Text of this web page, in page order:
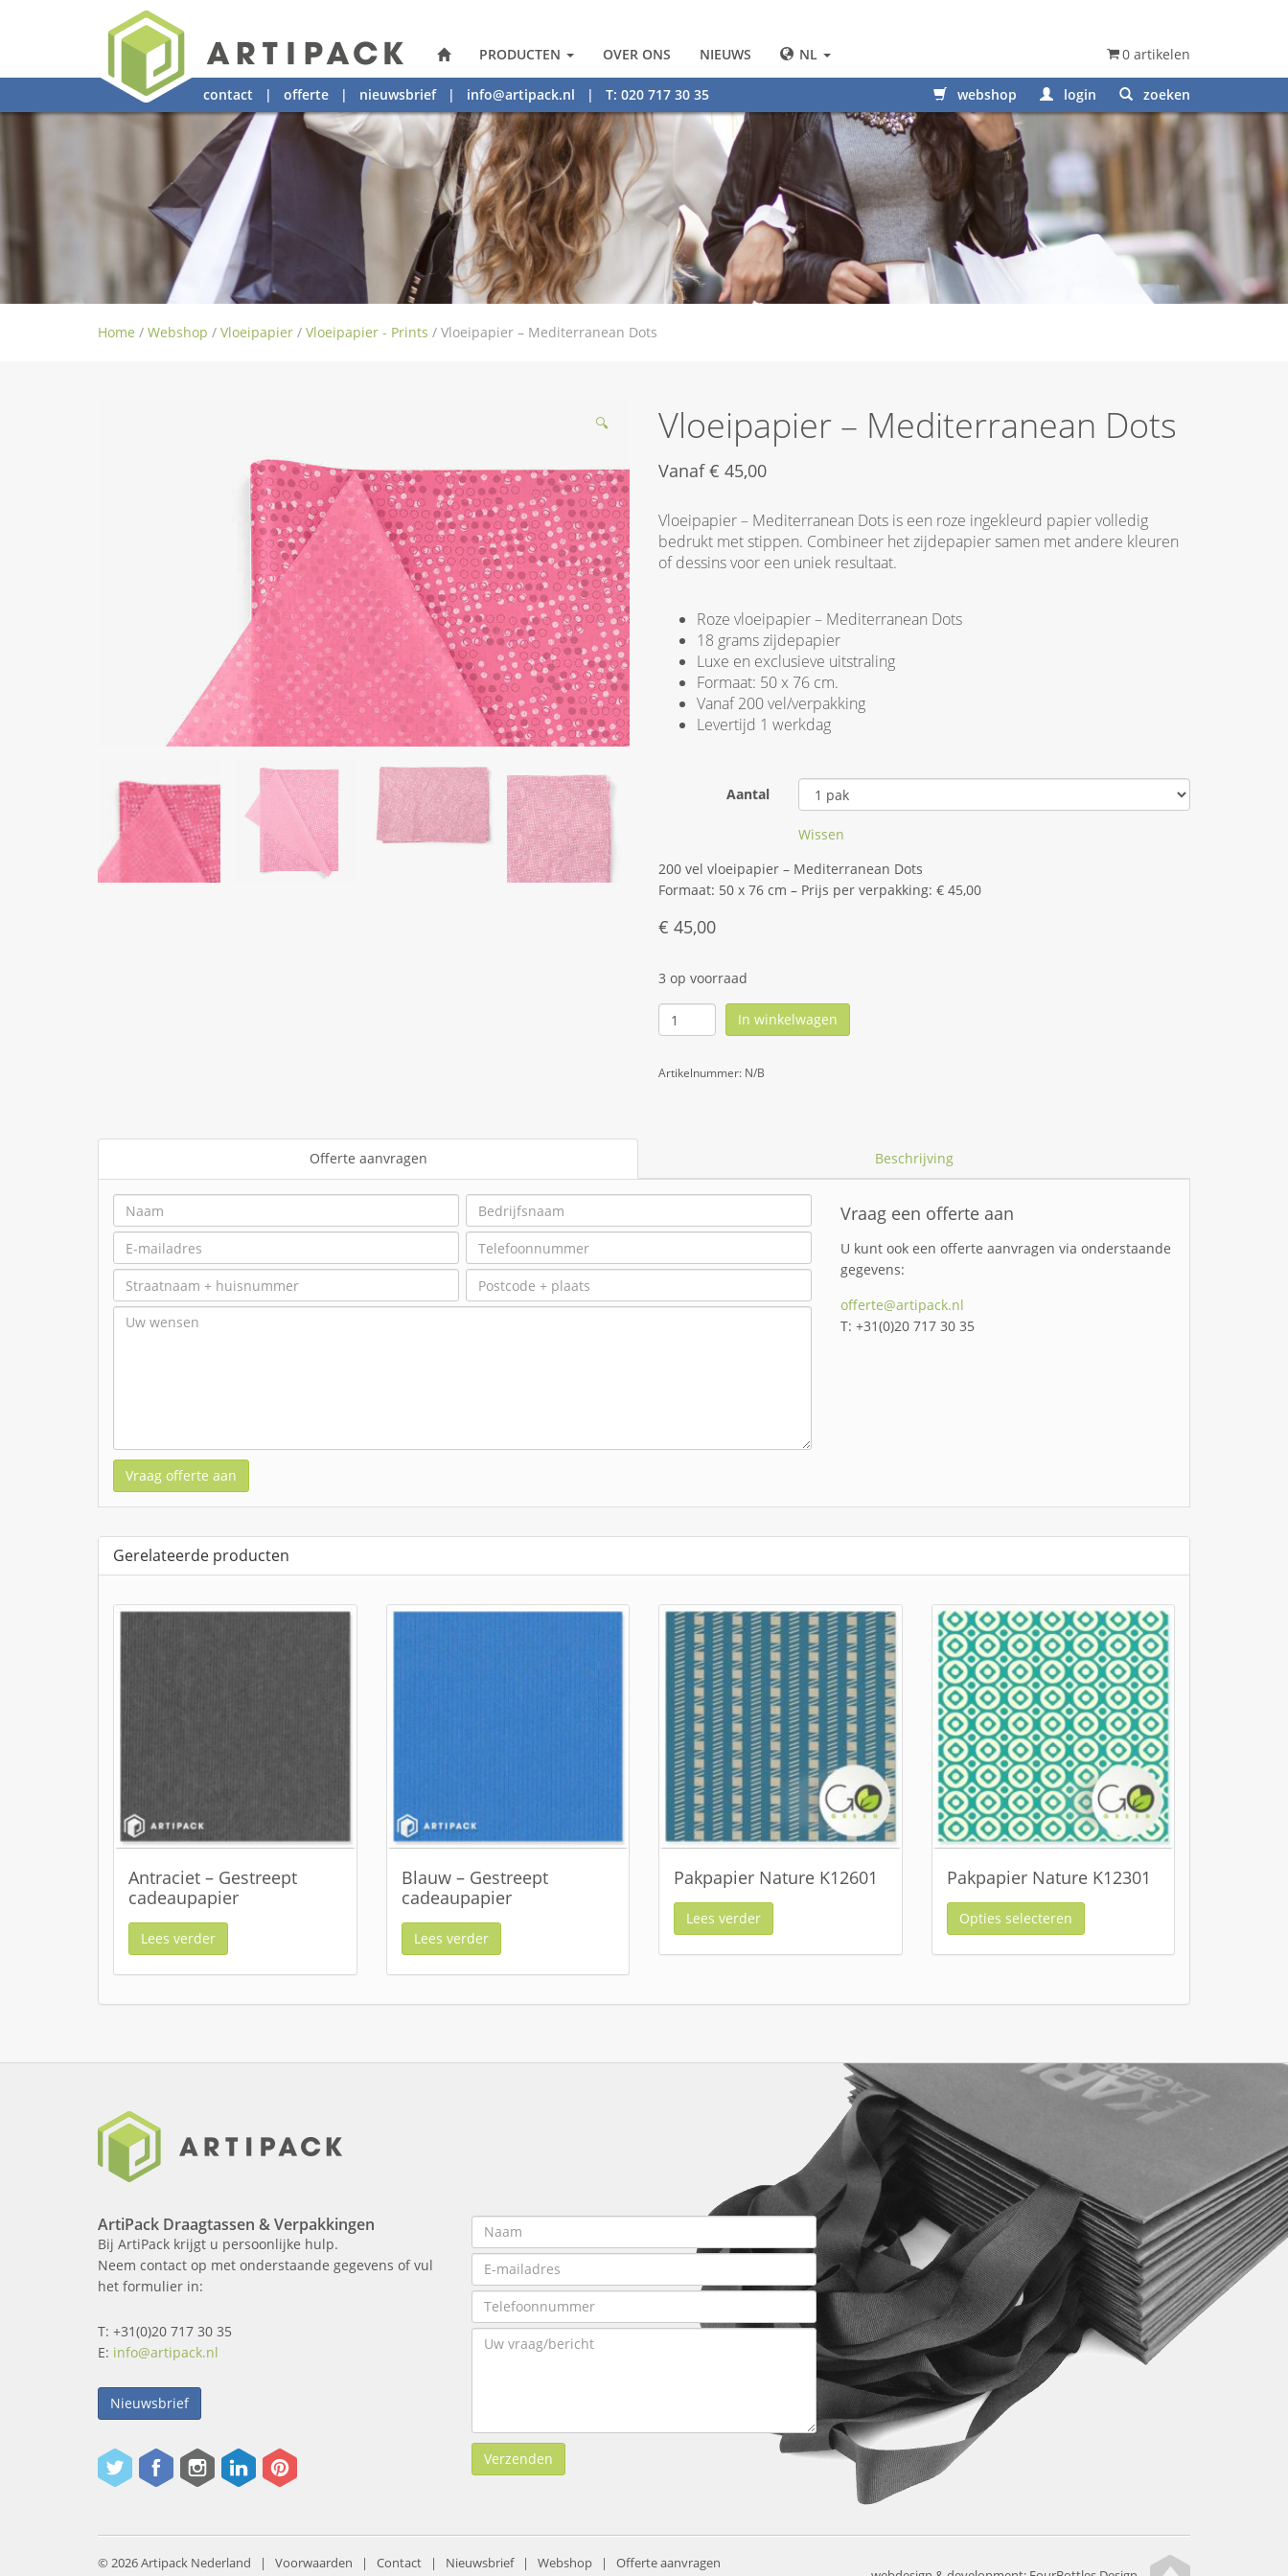
PRODUCTEN OVER ONS NIEUWS NL 0 artikelen
contact | offerte | nieuwsbrief| info@artipack.nl | T: 020 717 30 35 webshop login zoeken
Home / Webshop / Vloeipapier / Vloeipapier - Prints / Vloeipapier – Mediterranean Dots
🔍 Vloeipapier – Mediterranean Dots
Vanaf€ 45,00
Vloeipapier – Mediterranean Dots is een roze ingekleurd papier volledig
bedrukt met stippen. Combineer het zijdepapier samen met andere kleuren
of dessins voor een uniek resultaat.
Roze vloeipapier – Mediterranean Dots
18 grams zijdepapier
Luxe en exclusieve uitstraling
Formaat: 50 x 76 cm.
Vanaf 200 vel/verpakking
Levertijd 1 werkdag
Aantal
Wissen
200 vel vloeipapier – Mediterranean Dots
Formaat: 50 x 76 cm – Prijs per verpakking: € 45,00
€ 45,00
3 op voorraad
In winkelwagen
Artikelnummer: N/B
Offerte aanvragen Beschrijving
Vraag offerte aan
Vraag een offerte aan
U kunt ook een offerte aanvragen via onderstaande
gegevens:
offerte@artipack.nl
T: +31(0)20 717 30 35
Gerelateerde producten
Antraciet – Gestreept
cadeaupapier
Lees verder
Blauw – Gestreept
cadeaupapier
Lees verder
Pakpapier Nature K12601
Lees verder
Pakpapier Nature K12301
Opties selecteren
ArtiPack Draagtassen & Verpakkingen
Bij ArtiPack krijgt u persoonlijke hulp.
Neem contact op met onderstaande gegevens of vul
het formulier in:
T: +31(0)20 717 30 35
E: info@artipack.nl
Nieuwsbrief
Verzenden
© 2026 Artipack Nederland | Voorwaarden | Contact | Nieuwsbrief| Webshop | Offerte aanvragen